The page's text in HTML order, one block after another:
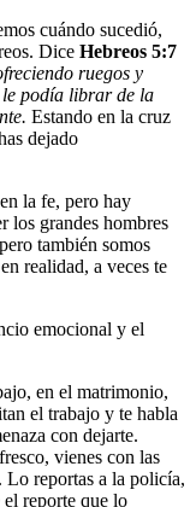
cuándo sucedió,
Dice Hebreos 5:7
ruegos y
podía librar de la
Estando en la cruz
dejado
la fe, pero hay
los grandes hombres
también somos
realidad, a veces te
emocional y el
en el matrimonio,
el trabajo y te habla
con dejarte.
vienes con las
Lo reportas a la policía,
reporte que lo